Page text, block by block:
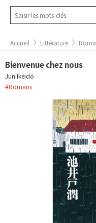
Accueil Littérature
Bienvenue chez nous
Jun Ikeido
#Romans